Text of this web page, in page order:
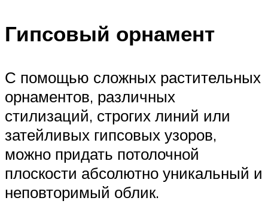
Гипсовый орнамент
С помощью сложных растительных
орнаментов, различных
стилизаций, строгих линий или
затейливых гипсовых узоров,
можно придать потолочной
плоскости абсолютно уникальный и
неповторимый облик.